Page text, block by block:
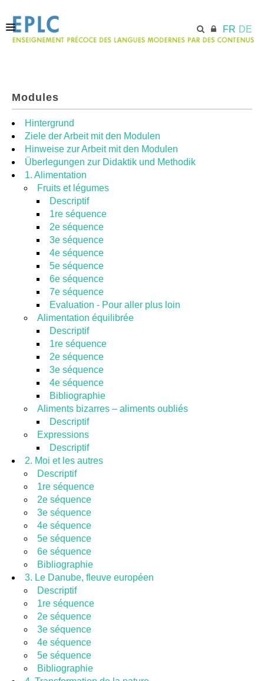
FR DE
MODULES
RESSOURCES
Modules
Hintergrund
Ziele der Arbeit mit den Modulen
Hinweise zur Arbeit mit den Modulen
Überlegungen zur Didaktik und Methodik
1. Alimentation
Fruits et légumes
Descriptif
1re séquence
2e séquence
3e séquence
4e séquence
5e séquence
6e séquence
7e séquence
Evaluation - Pour aller plus loin
Alimentation équilibrée
Descriptif
1re séquence
2e séquence
3e séquence
4e séquence
Bibliographie
Aliments bizarres – aliments oubliés
Descriptif
Expressions
Descriptif
2. Moi et les autres
Descriptif
1re séquence
2e séquence
3e séquence
4e séquence
5e séquence
6e séquence
Bibliographie
3. Le Danube, fleuve européen
Descriptif
1re séquence
2e séquence
3e séquence
4e séquence
5e séquence
Bibliographie